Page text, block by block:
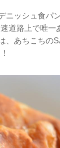
ニッシュ食パ
道路上で唯一
、あちこちの